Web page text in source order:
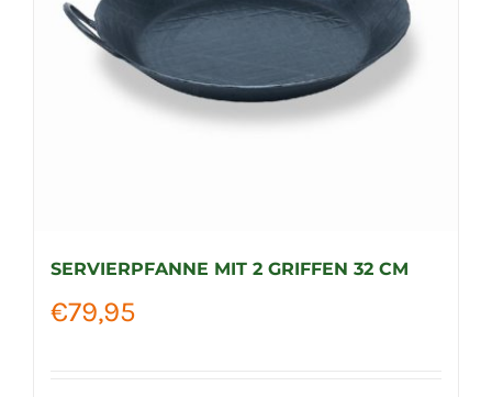
können
der
Produktseite
SERVIERPFANNE MIT 2 GRIFFEN 32 CM
€79,95